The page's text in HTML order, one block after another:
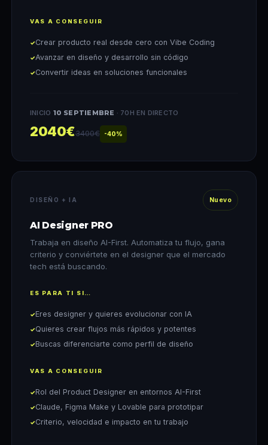
VAS A CONSEGUIR
Crear producto real desde cero con Vibe Coding
Avanzar en diseño y desarrollo sin código
Convertir ideas en soluciones funcionales
INICIO 10 SEPTIEMBRE · 70H EN DIRECTO
2040€3400€ -40%
DISEÑO + IA Nuevo
AI Designer PRO
Trabaja en diseño AI-First. Automatiza tu flujo, gana
criterio y conviértete en el designer que el mercado
tech está buscando.
ES PARA TI SI…
Eres designer y quieres evolucionar con IA
Quieres crear flujos más rápidos y potentes
Buscas diferenciarte como perfil de diseño
VAS A CONSEGUIR
Rol del Product Designer en entornos AI-First
Claude, Figma Make y Lovable para prototipar
Criterio, velocidad e impacto en tu trabajo